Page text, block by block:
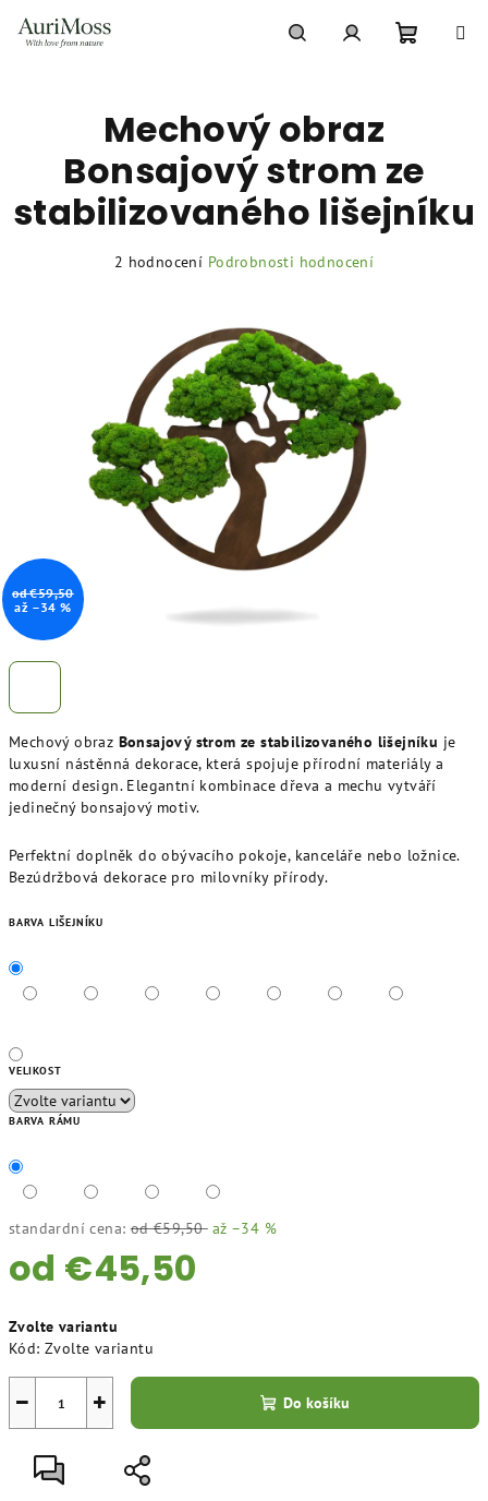
Mechový obraz Bonsajový strom ze stabilizovaného lišejníku je
luxusní nástěnná dekorace, která spojuje přírodní materiály a
moderní design. Elegantní kombinace dřeva a mechu vytváří
jedinečný bonsajový motiv.
Perfektní doplněk do obývacího pokoje, kanceláře nebo ložnice.
Bezúdržbová dekorace pro milovníky přírody.
BARVA LIŠEJNÍKU
VELIKOST
BARVA RÁMU
standardní cena: od €59,50 až –34 %
od €45,50
cena:
Zvolte variantu
Kód: Zvolte variantu
+
− Do košíku
Mechový obraz
Bonsajový strom ze
stabilizovaného lišejníku
Průměrné
hvězdiček.
2 hodnocení Podrobnosti hodnocení
od €59,50
až –34 %